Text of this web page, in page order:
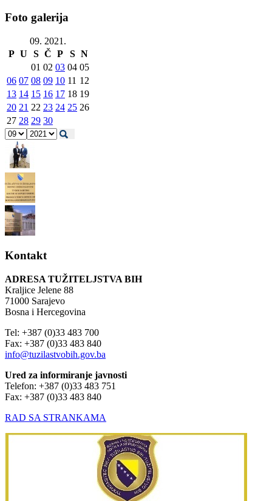
Foto galerija
09. 2021.
P U S Č P S N
01 02 03 04 05
06 07 08 09 10 11 12
13 14 15 16 17 18 19
20 21 22 23 24 25 26
27 28 29 30
Kontakt
ADRESA TUŽITELJSTVA BIH
Kraljice Jelene 88
71000 Sarajevo
Bosna i Hercegovina
Tel: +387 (0)33 483 700
Fax: +387 (0)33 483 840
info@tuzilastvobih.gov.ba
Ured za informiranje javnosti
Telefon: +387 (0)33 483 751
Fax: +387 (0)33 483 840
RAD SA STRANKAMA